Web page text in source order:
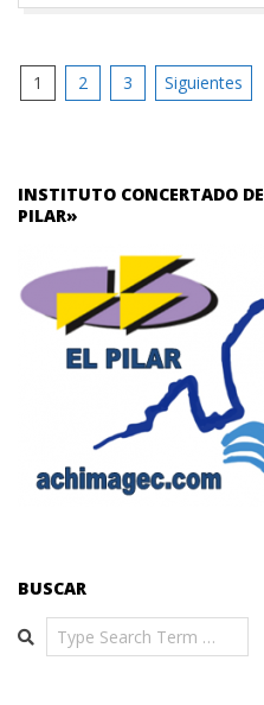
Paginación
1 2 3 Siguientes
INSTITUTO CONCERTADO
PILAR»
BUSCAR
Search